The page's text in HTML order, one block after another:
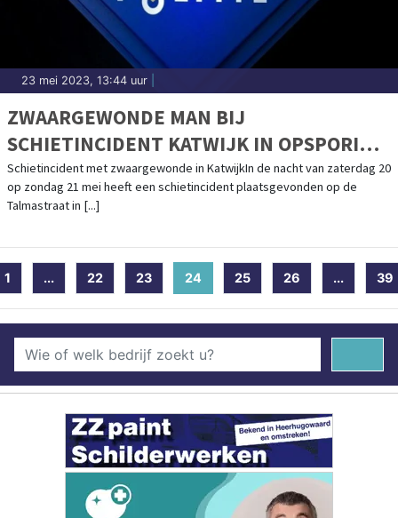
23 mei 2023, 13:44 uur
ZWAARGEWONDE MAN BIJ
SCHIETINCIDENT KATWIJK IN OPSPORING
VERZOCHT
Schietincident met zwaargewonde in KatwijkIn de nacht van zaterdag 20
op zondag 21 mei heeft een schietincident plaatsgevonden op de
Talmastraat in [...]
1 ... 22 23 24 (current)
25 26 ... 39